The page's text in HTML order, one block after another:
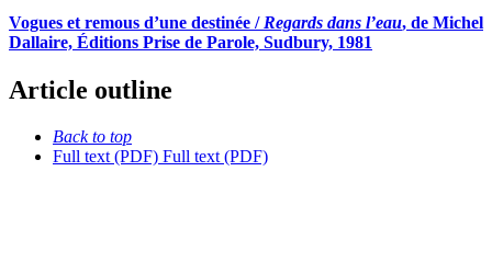
Vogues et remous d’une destinée / Regards dans l’eau, de Michel
Dallaire, Éditions Prise de Parole, Sudbury, 1981
Article outline
Back to top
Full text (PDF) Full text (PDF)